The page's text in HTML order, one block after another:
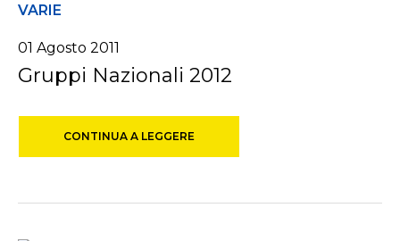
VARIE
01 Agosto 2011
Gruppi Nazionali 2012
CONTINUA A LEGGERE